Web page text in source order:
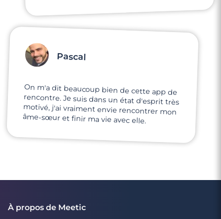
Pascal
On m'a dit beaucoup bien de cette app de
rencontre. Je suis dans un état d'esprit très
motivé, j'ai vraiment envie rencontrer mon
âme-sœur et finir ma vie avec elle.
À propos de Meetic